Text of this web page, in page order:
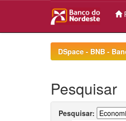
DSpace - BNB -
Pesquisar
Pesquisar: